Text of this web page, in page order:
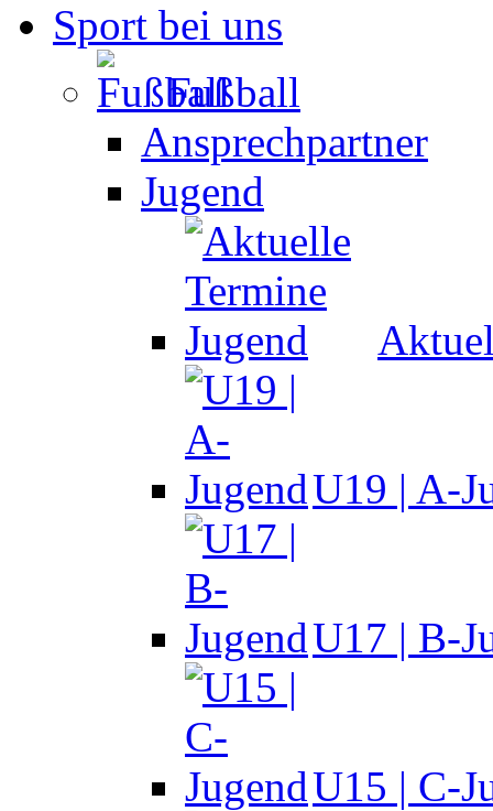
Sport bei uns
Fußball
Ansprechpartner
Jugend
U19 | A-
U17 | B-
U15 | C-